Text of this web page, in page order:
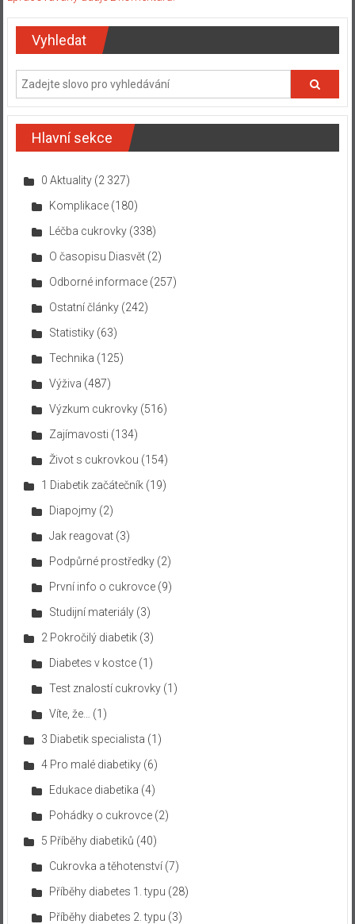
Vyhledat
Hlavní sekce
0 Aktuality(2 327)
Komplikace(180)
Léčba cukrovky(338)
O časopisu Diasvět(2)
Odborné informace(257)
Ostatní články(242)
Statistiky(63)
Technika (125)
Výživa (487)
Výzkum cukrovky(516)
Zajímavosti (134)
Život s cukrovkou (154)
1 Diabetik začátečník(19)
Diapojmy(2)
Jak reagovat(3)
Podpůrné prostředky(2)
První info o cukrovce(9)
Studijní materiály(3)
2 Pokročilý diabetik(3)
Diabetes v kostce(1)
Test znalostí cukrovky(1)
Víte, že…
(1)
3 Diabetik specialista (1)
4 Pro malé diabetiky(6)
Edukace diabetika (4)
Pohádky o cukrovce(2)
5 Příběhy diabetiků (40)
Cukrovka a těhotenství(7)
Příběhy diabetes 1. typu (28)
Příběhy diabetes 2. typu (3)